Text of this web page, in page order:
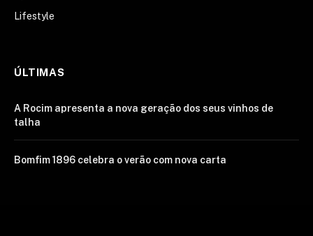
Lifestyle
ÚLTIMAS
A Rocim apresenta a nova geração dos seus vinhos de
talha
Bomfim 1896 celebra o verão com nova carta